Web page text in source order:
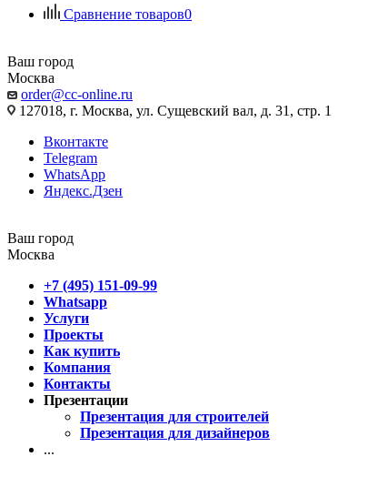
Сравнение товаров0
Ваш город
Москва
order@cc-online.ru
127018, г. Москва, ул. Сущевский вал, д. 31, стр. 1
Вконтакте
Telegram
WhatsApp
Яндекс.Дзен
Ваш город
Москва
+7 (495) 151-09-99
Whatsapp
Услуги
Проекты
Как купить
Компания
Контакты
Презентации
Презентация для строителей
Презентация для дизайнеров
...